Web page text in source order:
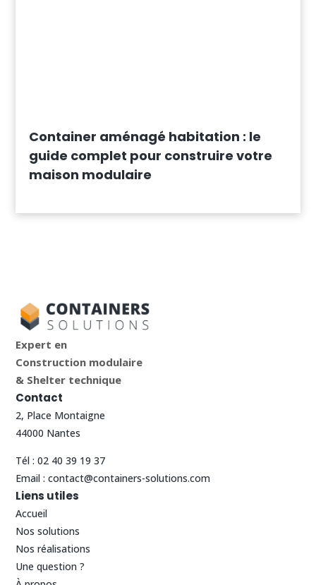
Expert en
& Shelter technique
Email :contact@containers-solutions.com
Liens utiles
Accueil
Nos solutions
Nos réalisations
Une question ?
À propos
Blog
CGV
Containers Solutions
